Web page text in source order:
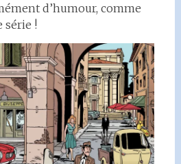
d’humour, comme
série !